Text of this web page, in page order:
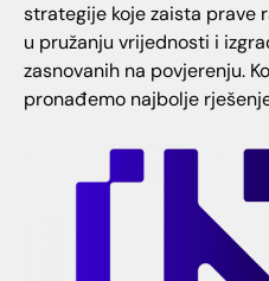
strategije koje zaista prave
u pružanju vrijednosti i
zasnovanih na povjerenju.
pronađemo najbolje